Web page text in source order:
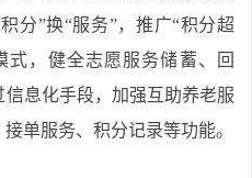
分”换“服务”，推广“积分超
式，健全志愿服务储蓄、回
息化手段，加强互助养老服
单服务、积分记录等功能。